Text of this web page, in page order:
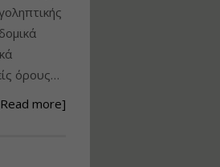
όρους…
more]
6 ώρες
Επίβλεψη Δημοσίων
Έργων με τον
Ν.4782/2021